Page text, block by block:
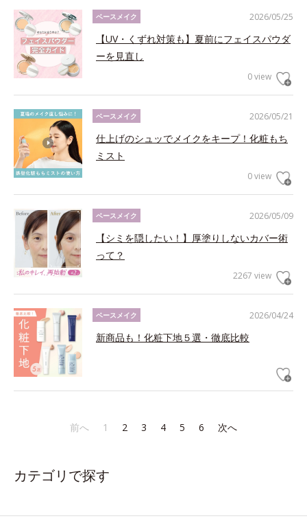
2026/05/25
ベースメイク
【UV・くずれ対策も】夏前にフェイスパウダ
ーを見直し
0 view
2026/05/21
ベースメイク
仕上げのシュッでメイクをキープ！化粧もち
ミスト
0 view
2026/05/09
ベースメイク
【シミを隠したい！】厚塗りしないカバー術
って？
2267 view
2026/04/24
ベースメイク
新商品も！化粧下地５選・徹底比較
前へ 1 2 3 4 5 6 次へ
カテゴリで探す